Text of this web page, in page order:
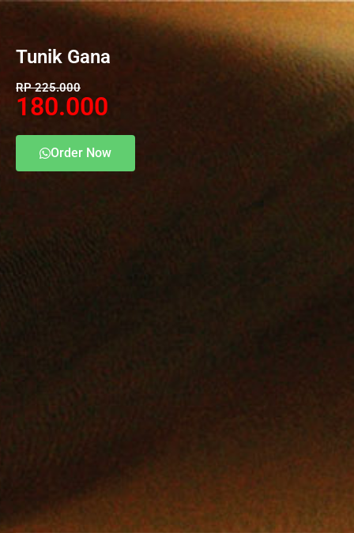
Tunik Gana​
RP 225.000
180.000
Order Now